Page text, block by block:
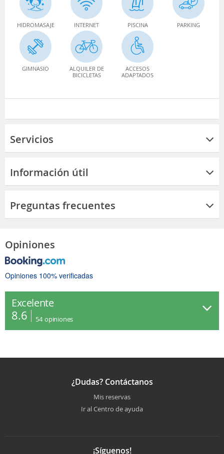
HIDROMASAJE INTERNET PISCINA PARKING
GIMNASIO
ALQUILER DE
BICICLETAS
ACCESOS
ADAPTADOS
Servicios
Información útil
Preguntas frecuentes
Opiniones
Opiniones 100% verificadas
Excelente
8.6 54 opiniones
¿Dudas? Contáctanos
Mis reservas
Ir al Centro de ayuda
¡Síguenos!